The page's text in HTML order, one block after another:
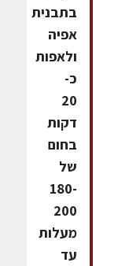
בתבנית
אפיה
ולאפות
כ-
20
דקות
בחום
של
180-
200
מעלות
עד